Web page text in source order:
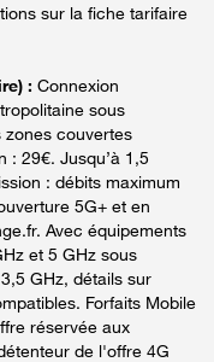
sur la fiche tarifaire
: Connexion
sous
zones couvertes
: 29€. Jusqu’à 1,5
: débits maximum
5G+ et en
Avec équipements
et 5 GHz sous
GHz, détails sur
Forfaits Mobile
réservée aux
de l'offre 4G